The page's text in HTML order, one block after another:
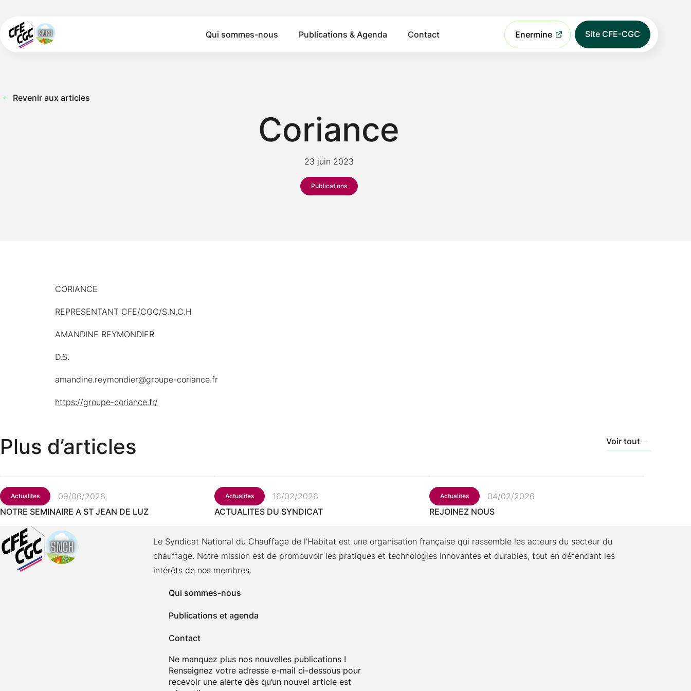
Qui sommes-nous Publications & Agenda Contact Enermine Site CFE-CGC
Revenir aux articles
Coriance
23 juin 2023
Publications
CORIANCE
REPRESENTANT CFE/CGC/S.N.C.H
AMANDINE REYMONDIER
D.S.
amandine.reymondier@groupe-coriance.fr
https://groupe-coriance.fr/
Plus d’articles Voir tout
Actualites
09/06/2026
NOTRE SEMINAIRE A ST JEAN DE LUZ
Actualites
16/02/2026
ACTUALITES DU SYNDICAT
Actualites
04/02/2026
REJOINEZ NOUS
Le Syndicat National du Chauffage de l'Habitat est une organisation française qui rassemble les acteurs du secteur du
chauffage. Notre mission est de promouvoir les pratiques et technologies innovantes et durables, tout en défendant les
intérêts de nos membres.
Qui sommes-nous
Publications et agenda
Contact
Ne manquez plus nos nouvelles publications !
Renseignez votre adresse e-mail ci-dessous pour
recevoir une alerte dès qu’un nouvel article est